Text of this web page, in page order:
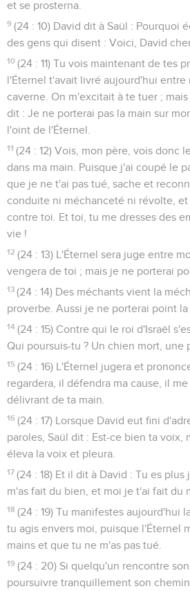
et se prosterna.
9 (24 : 10) David dit à Saül : Pourquoi
des gens qui disent : Voici, David
10 (24 : 11) Tu vois maintenant de tes
l'Éternel t'avait livré aujourd'hui entre
caverne. On m'excitait à te tuer ;
dit : Je ne porterai pas la main sur
l'oint de l'Éternel.
11 (24 : 12) Vois, mon père, vois donc
dans ma main. Puisque j'ai coupé le
que je ne t'ai pas tué, sache et
conduite ni méchanceté ni révolte,
contre toi. Et toi, tu me dresses des
vie !
12 (24 : 13) L'Éternel sera juge entre
vengera de toi ; mais je ne porterai
13 (24 : 14) Des méchants vient la
proverbe. Aussi je ne porterai point la
14 (24 : 15) Contre qui le roi d'Israël
Qui poursuis-tu ? Un chien mort, une
15 (24 : 16) L'Éternel jugera et
regardera, il défendra ma cause, il
délivrant de ta main.
16 (24 : 17) Lorsque David eut fini
paroles, Saül dit : Est-ce bien ta voix,
éleva la voix et pleura.
17 (24 : 18) Et il dit à David : Tu es
m'as fait du bien, et moi je t'ai fait du
18 (24 : 19) Tu manifestes aujourd'hui
tu agis envers moi, puisque l'Éternel
mains et que tu ne m'as pas tué.
19 (24 : 20) Si quelqu'un rencontre
poursuivre tranquillement son